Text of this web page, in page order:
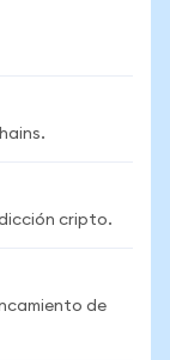
cripto.
de